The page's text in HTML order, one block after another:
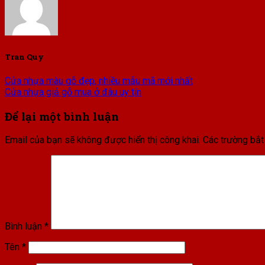
Tran Quy
Cửa nhựa màu gỗ đẹp, nhiều mẫu mã mới nhất
Cửa nhựa giả gỗ mua ở đâu uy tín
Để lại một bình luận
Email của bạn sẽ không được hiển thị công khai. Các trường
Bình luận *
Tên *